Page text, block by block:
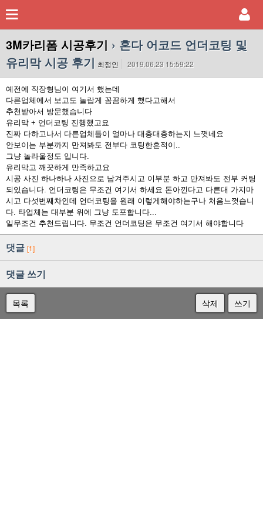
3M카리폼 시공후기 › 혼다 어코드 언더코팅 및
유리막 시공 후기 최정인 2019.06.23 15:59:22
예전에 직장형님이 여기서 했는데
다른업체에서 보고도 놀랍게 꼼꼼하게 했다고해서
추천받아서 방문했습니다
유리막 + 언더코팅 진행했고요
진짜 다하고나서 다른업체들이 얼마나 대충대충하는지 느꼇네요
안보이는 부분까지 만져봐도 전부다 코팅한흔적이..
그냥 놀라울정도 입니다.
유리막고 깨끗하게 만족하고요
시공 사진 하나하나 사진으로 남겨주시고 이부분 하고 만져봐도 전부 커팅
되있습니다. 언더코팅은 무조건 여기서 하세요 돈아낀다고 다른대 가지마
시고 다섯번째차인데 언더코팅을 원래 이렇게해야하는구나 처음느꼇습니
다. 타업체는 대부분 위에 그냥 도포합니다...
일무조건 추천드립니다. 무조건 언더코팅은 무조건 여기서 해야합니다
댓글 [1]
댓글 쓰기
목록 쓰기
삭제